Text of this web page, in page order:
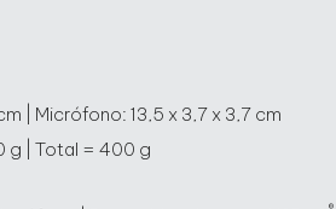
| Micrófono: 13,5 x 3,7 x 3,7 cm
g | Total = 400 g